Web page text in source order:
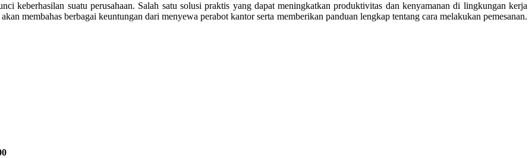
keberhasilan suatu perusahaan. Salah satu solusi praktis yang dapat meningkatkan produktivitas dan kenyamanan di lingkungan kerja
membahas berbagai keuntungan dari menyewa perabot kantor serta memberikan panduan lengkap tentang cara melakukan pemesanan.